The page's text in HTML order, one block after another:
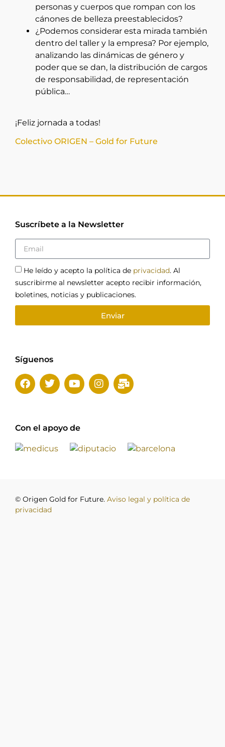
personas y cuerpos que rompan con los
cánones de belleza preestablecidos?
¿Podemos considerar esta mirada también
dentro del taller y la empresa? Por ejemplo,
analizando las dinámicas de género y
poder que se dan, la distribución de cargos
de responsabilidad, de representación
pública…
¡Feliz jornada a todas!
Colectivo ORIGEN – Gold for Future
Suscríbete a la Newsletter
He leído y acepto la política de privacidad. Al
suscribirme al newsletter acepto recibir información,
boletines, noticias y publicaciones.
Enviar
Síguenos
Con el apoyo de
© Origen Gold for Future. Aviso legal y política de
privacidad